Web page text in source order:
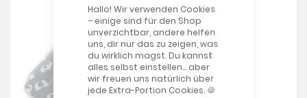
Hallo! Wir verwenden Cookies
– einige sind für den Shop
unverzichtbar, andere helfen
uns, dir nur das zu zeigen, was
du wirklich magst. Du kannst
alles selbst einstellen… aber
wir freuen uns natürlich über
jede Extra-Portion Cookies. 🍪